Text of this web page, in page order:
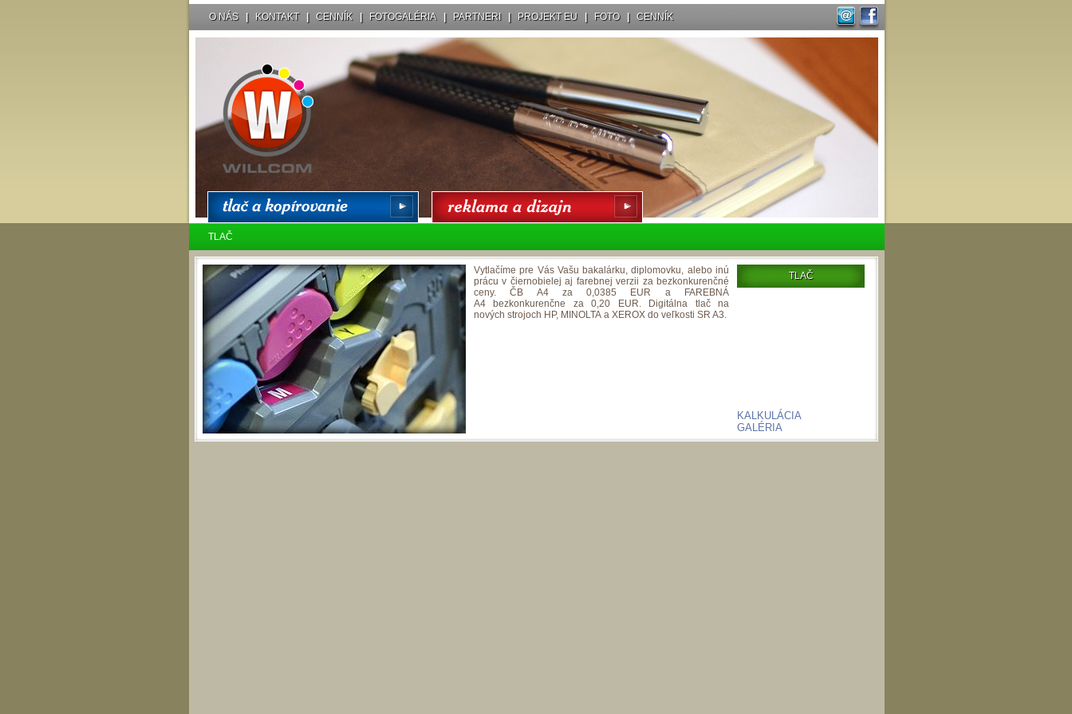
O NÁS| KONTAKT| CENNÍK | FOTOGALÉRIA| PARTNERI| PROJEKT EU | FOTO| CENNÍK
TLAČ
Vytlačíme pre Vás Vašu bakalárku, diplomovku, alebo inú
prácu v čiernobielej aj farebnej verzii za bezkonkurenčné
ceny. ČB A4 za 0,0385 EUR a FAREBNÁ
A4 bezkonkurenčne za 0,20 EUR. Digitálna tlač na
nových strojoch HP, MINOLTA a XEROX do veľkosti SR A3.
TLAČ
KALKULÁCIA
GALÉRIA